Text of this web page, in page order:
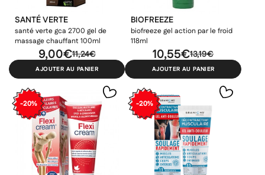
SANTÉ VERTE
santé verte gca 2700 gel de
massage chauffant 100ml
11,24€
9,00€
AJOUTER AU PANIER
BIOFREEZE
biofreeze gel action par le froid
118ml
13,19€
10,55€
AJOUTER AU PANIER
-20% -20%